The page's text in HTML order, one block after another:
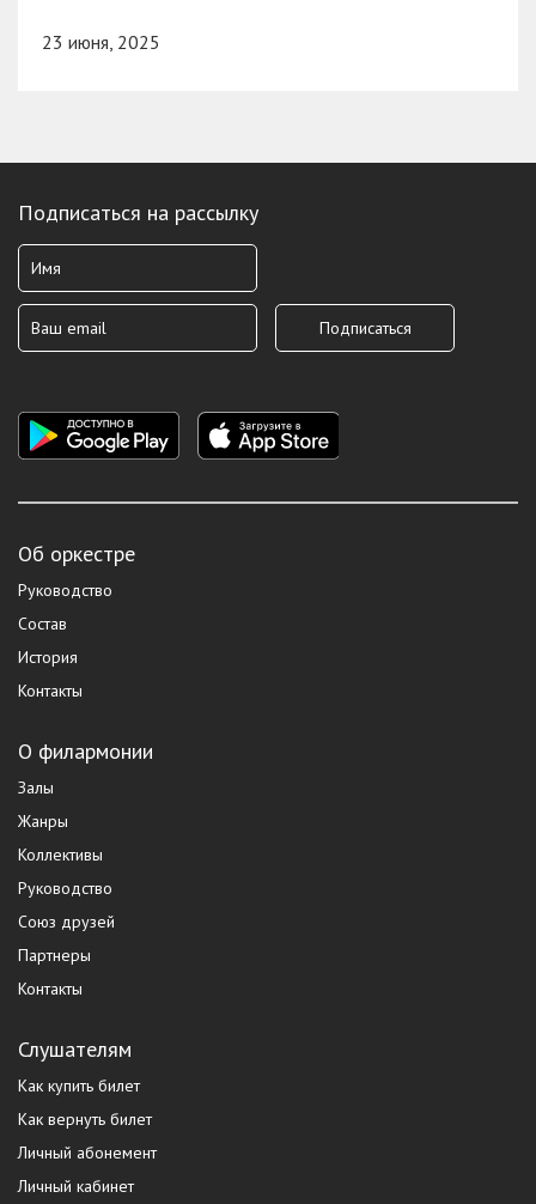
23 июня, 2025
Подписаться на рассылку
Об оркестре
Руководство
Состав
История
Контакты
О филармонии
Залы
Жанры
Коллективы
Руководство
Союз друзей
Партнеры
Контакты
Слушателям
Как купить билет
Как вернуть билет
Личный абонемент
Личный кабинет